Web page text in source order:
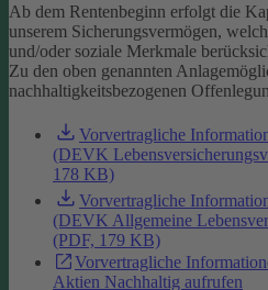
Ab dem Rentenbeginn erfolgt die
unserem Sicherungsvermögen,
und/oder soziale Merkmale
Zu den oben genannten
nachhaltigkeitsbezogenen
Vorvertragliche
(DEVK
178 KB)
Vorvertragliche
(DEVK Allgemeine
(PDF, 179 KB)
Vorvertragliche
Aktien Nachhaltig aufrufen